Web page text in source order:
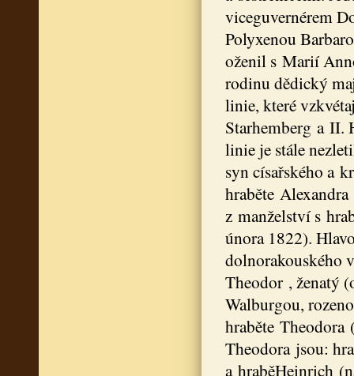
viceguvernérem
Polyxenou
oženil s Marií
rodinu dědický
linie, které
Starhemberg a II.
linie je stále
syn císařského a
hraběte
z manželství s
února 1822).
dolnorakouského
Theodor , ženatý
Walburgou,
hraběte Theodora
Theodora jsou:
a hraběHeinrich